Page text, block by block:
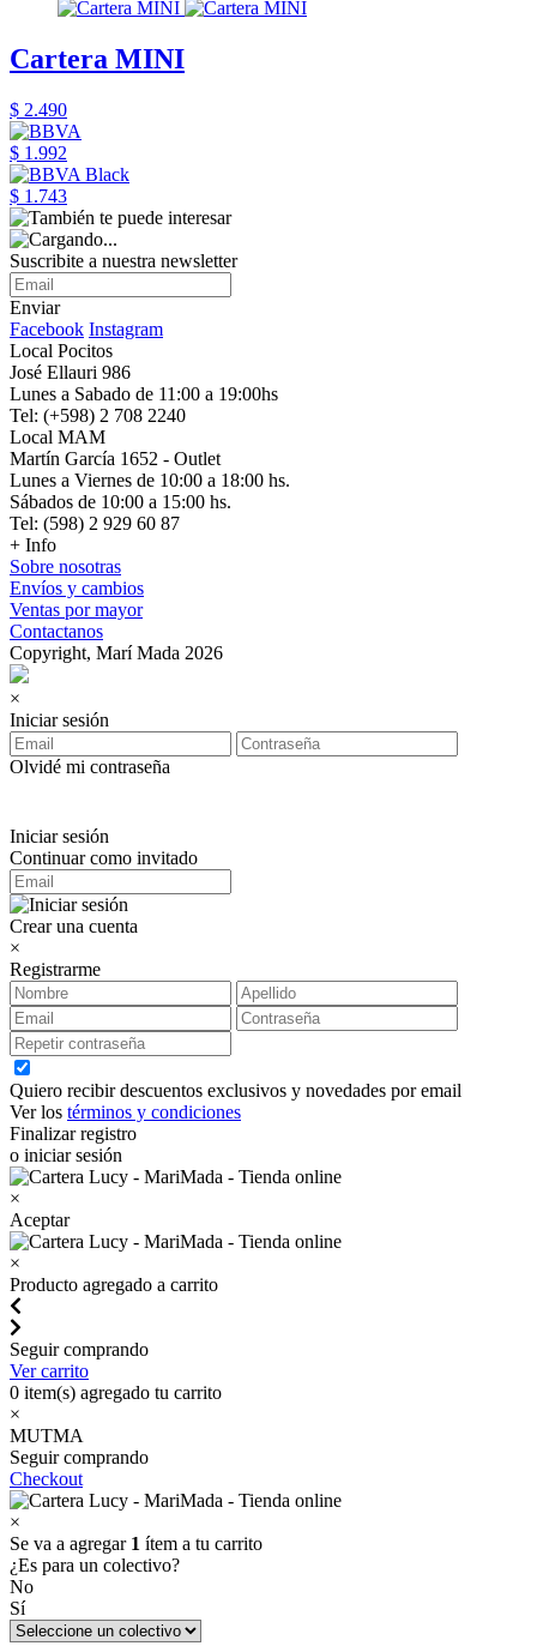
Cartera MINI
$ 2.490
$ 1.992
$ 1.743
Suscribite a nuestra newsletter
Enviar
Facebook Instagram
Local Pocitos
José Ellauri 986
Lunes a Sabado de 11:00 a 19:00hs
Tel: (+598) 2 708 2240
Local MAM
Martín García 1652 - Outlet
Lunes a Viernes de 10:00 a 18:00 hs.
Sábados de 10:00 a 15:00 hs.
Tel: (598) 2 929 60 87
+ Info
Sobre nosotras
Envíos y cambios
Ventas por mayor
Contactanos
Copyright, Marí Mada 2026
×
Iniciar sesión
Olvidé mi contraseña
Iniciar sesión
Continuar como invitado
Crear una cuenta
×
Registrarme
Quiero recibir descuentos exclusivos y novedades por email
Ver los términos y condiciones
Finalizar registro
o iniciar sesión
×
Aceptar
×
Producto agregado a carrito
Seguir comprando
Ver carrito
0 item(s) agregado tu carrito
×
MUTMA
Seguir comprando
Checkout
×
Se va a agregar 1 ítem a tu carrito
¿Es para un colectivo?
No
Sí